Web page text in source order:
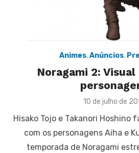
Animes,Anúncios,
Noragami 2:
Posted
10 de julho de
Hisako Tojo e Takanori Hoshino
com os personagens Aiha e
temporada de Noragami